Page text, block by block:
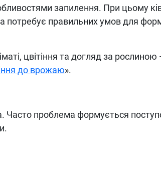
запилення. При цьому
потребує правильних умов для
цвітіння та догляд за
до врожаю».
Часто проблема формується